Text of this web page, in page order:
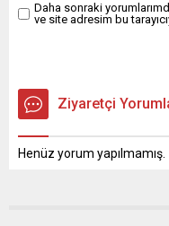
Daha sonraki
ve site adresim bu
Ziyaretçi
Henüz yorum yapılmamış.